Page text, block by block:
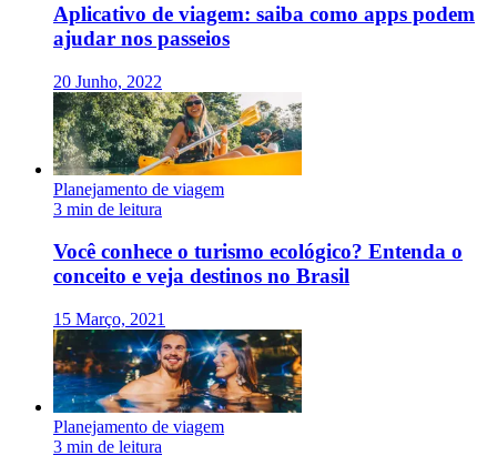
Aplicativo de viagem: saiba como apps podem
ajudar nos passeios
20 Junho, 2022
Planejamento de viagem
3 min de leitura
Você conhece o turismo ecológico? Entenda o
conceito e veja destinos no Brasil
15 Março, 2021
Planejamento de viagem
3 min de leitura